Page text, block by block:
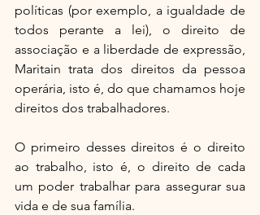
políticas (por exemplo, a igualdade de
todos perante a lei), o direito de
associação e a liberdade de expressão,
Maritain trata dos direitos da pessoa
operária, isto é, do que chamamos hoje
direitos dos trabalhadores.
O primeiro desses direitos é o direito
ao trabalho, isto é, o direito de cada
um poder trabalhar para assegurar sua
vida e de sua família.